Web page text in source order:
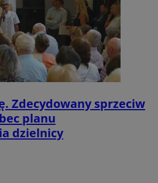
Zdecydowany sprzeciw
planu
dzielnicy